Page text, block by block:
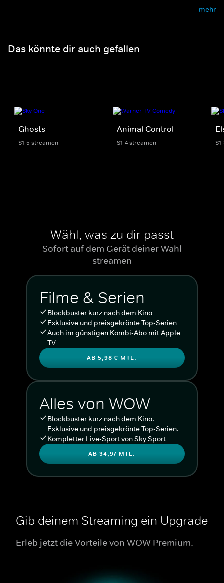
mehr
Das könnte dir auch gefallen
Ghosts
S1-5 streamen
Animal Control
S1-4 streamen
Wähl, was zu dir passt
Sofort auf dem Gerät deiner Wahl
streamen
Filme & Serien
Blockbuster kurz nach dem Kino
Exklusive und preisgekrönte Top-Serien
Auch im günstigen Kombi-Abo mit Apple
TV
AB 5,98 € MTL.
Alles von WOW
Blockbuster kurz nach dem Kino.
Exklusive und preisgekrönte Top-Serien.
Kompletter Live-Sport von Sky Sport
AB 34,97 MTL.
Gib deinem Streaming ein Upgrade
Erleb jetzt die Vorteile von WOW Premium.